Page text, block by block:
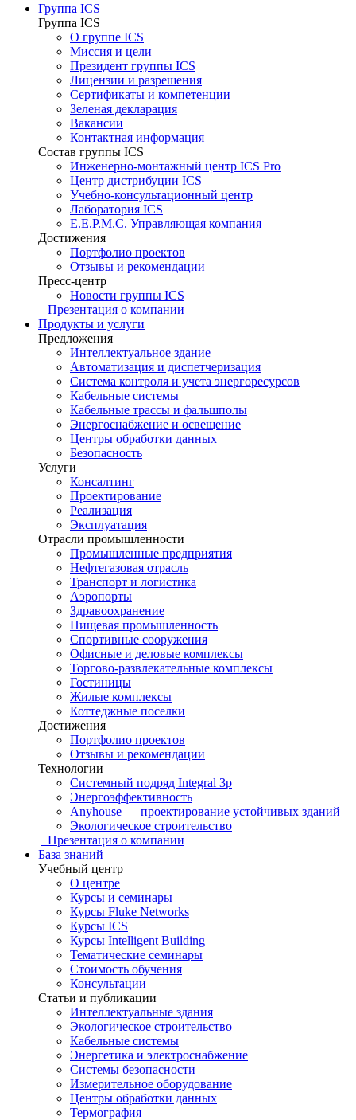
Группа ICS
Группа ICS
О группе ICS
Миссия и цели
Президент группы ICS
Лицензии и разрешения
Сертификаты и компетенции
Зеленая декларация
Вакансии
Контактная информация
Состав группы ICS
Инженерно-монтажный центр ICS Pro
Центр дистрибуции ICS
Учебно-консультационный центр
Лаборатория ICS
E.E.P.M.C. Управляющая компания
Достижения
Портфолио проектов
Отзывы и рекомендации
Пресс-центр
Новости группы ICS
Презентация о компании
Продукты и услуги
Предложения
Интеллектуальное здание
Автоматизация и диспетчеризация
Система контроля и учета энергоресурсов
Кабельные системы
Кабельные трассы и фальшполы
Энергоснабжение и освещение
Центры обработки данных
Безопасность
Услуги
Консалтинг
Проектирование
Реализация
Эксплуатация
Отрасли промышленности
Промышленные предприятия
Нефтегазовая отрасль
Транспорт и логистика
Аэропорты
Здравоохранение
Пищевая промышленность
Спортивные сооружения
Офисные и деловые комплексы
Торгово-развлекательные комплексы
Гостиницы
Жилые комплексы
Коттеджные поселки
Достижения
Портфолио проектов
Отзывы и рекомендации
Технологии
Системный подряд Integral 3p
Энергоэффективность
Anyhouse — проектирование устойчивых зданий
Экологическое строительство
Презентация о компании
База знаний
Учебный центр
О центре
Курсы и семинары
Курсы Fluke Networks
Курсы ICS
Курсы Intelligent Building
Тематические семинары
Стоимость обучения
Консультации
Статьи и публикации
Интеллектуальные здания
Экологическое строительство
Кабельные системы
Энергетика и электроснабжение
Системы безопасности
Измерительное оборудование
Центры обработки данных
Термография